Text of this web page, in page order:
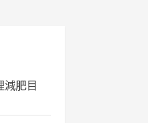
減肥目